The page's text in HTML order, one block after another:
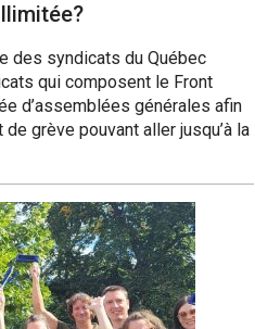
des syndicats du Québec
qui composent le Front
d’assemblées générales afin
grève pouvant aller jusqu’à la